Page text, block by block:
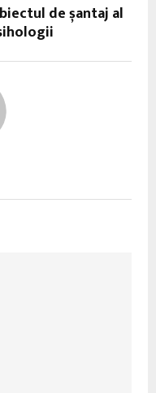
de șantaj al